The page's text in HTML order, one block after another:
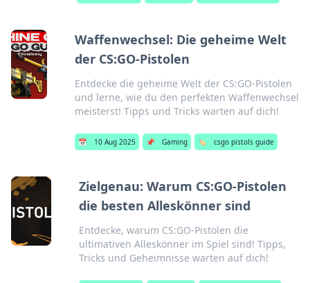
Waffenwechsel: Die geheime Welt
der CS:GO-Pistolen
Entdecke die geheime Welt der CS:GO-Pistolen
und lerne, wie du den perfekten Waffenwechsel
meisterst! Tipps und Tricks warten auf dich!
📅 10 Aug 2025 📌 Gaming 🏷️ csgo pistols guide
Zielgenau: Warum CS:GO-Pistolen
die besten Alleskönner sind
Entdecke, warum CS:GO-Pistolen die
ultimativen Alleskönner im Spiel sind! Tipps,
Tricks und Geheimnisse warten auf dich!